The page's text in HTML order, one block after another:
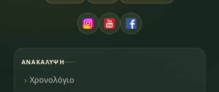
ΑΝΑΚΆΛΥΨΗ
Χρονολόγιο